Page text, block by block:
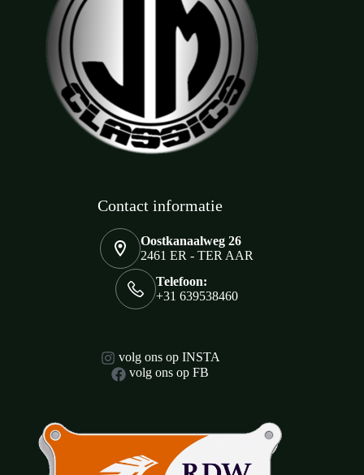
Contact informatie
Oostkanaalweg 26
2461 ER - TER AAR
Telefoon:
+31 639538460
volg ons op INSTA
volg ons op FB